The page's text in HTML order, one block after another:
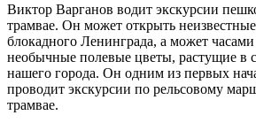
Виктор Варганов водит экскурсии
трамвае. Он может открыть
блокадного Ленинграда, а может
необычные полевые цветы, растущие в
нашего города. Он одним из первых
проводит экскурсии по рельсовому
трамвае.